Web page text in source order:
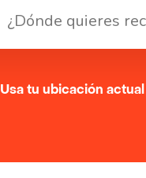
Usa tu ubicación actual